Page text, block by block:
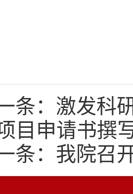
条： 激发科
目申请书撰
条： 我院召